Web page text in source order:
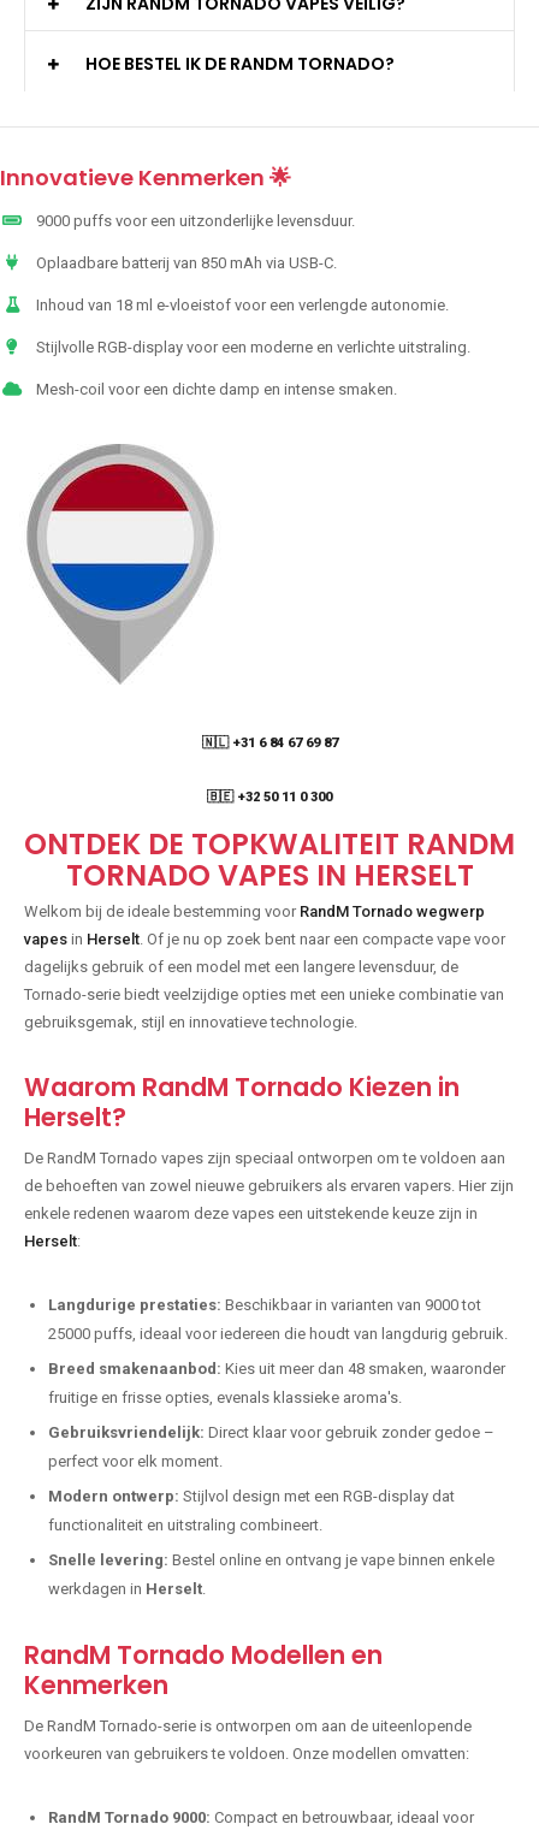
HOE BESTEL IK DE RANDM TORNADO?
Innovatieve Kenmerken 🌟
9000 puffs voor een uitzonderlijke levensduur.
Oplaadbare batterij van 850 mAh via USB-C.
Inhoud van 18 ml e-vloeistof voor een verlengde autonomie.
Stijlvolle RGB-display voor een moderne en verlichte uitstraling.
Mesh-coil voor een dichte damp en intense smaken.
🇳🇱 +31 6 84 67 69 87
🇧🇪 +32 50 11 0 300
ONTDEK DE TOPKWALITEIT RANDM
TORNADO VAPES IN HERSELT
Welkom bij de ideale bestemming voor RandM Tornado wegwerp
vapes in Herselt . Of je nu op zoek bent naar een compacte vape voor
dagelijks gebruik of een model met een langere levensduur, de
Tornado-serie biedt veelzijdige opties met een unieke combinatie van
gebruiksgemak, stijl en innovatieve technologie.
Waarom RandM Tornado Kiezen in
Herselt?
De RandM Tornado vapes zijn speciaal ontworpen om te voldoen aan
de behoeften van zowel nieuwe gebruikers als ervaren vapers. Hier zijn
enkele redenen waarom deze vapes een uitstekende keuze zijn in
Herselt:
Langdurige prestaties: Beschikbaar in varianten van 9000 tot
25000 puffs, ideaal voor iedereen die houdt van langdurig gebruik.
Breed smakenaanbod: Kies uit meer dan 48 smaken, waaronder
fruitige en frisse opties, evenals klassieke aroma's.
Gebruiksvriendelijk: Direct klaar voor gebruik zonder gedoe –
perfect voor elk moment.
Modern ontwerp: Stijlvol design met een RGB-display dat
functionaliteit en uitstraling combineert.
Snelle levering: Bestel online en ontvang je vape binnen enkele
werkdagen in Herselt
RandM Tornado Modellen en
Kenmerken
De RandM Tornado-serie is ontworpen om aan de uiteenlopende
voorkeuren van gebruikers te voldoen. Onze modellen omvatten:
RandM Tornado 9000: Compact en betrouwbaar, ideaal voor